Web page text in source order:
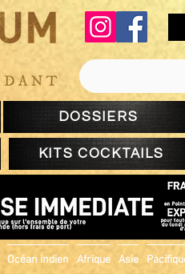
DOSSIERS
KITS COCKTAILS
Océan Indien Afrique Asie